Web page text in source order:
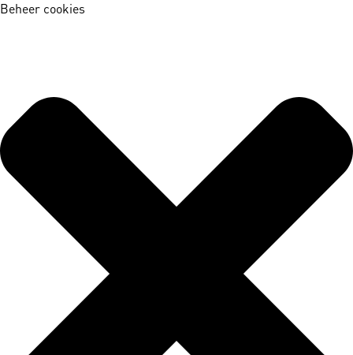
Beheer cookies